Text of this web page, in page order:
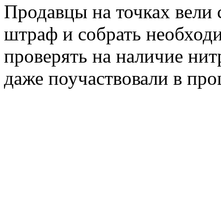
Продавцы на точках вели
штраф и собрать
проверять на наличие
даже поучаствовали в